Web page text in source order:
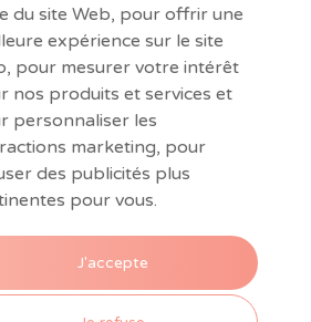
du site Web, pour offrir une
expérience sur le site
, pour mesurer votre intérêt
nos produits et services et
personnaliser les
marketing, pour
des publicités plus
pour vous.
J'accepte
Private label
Actualités
Contact